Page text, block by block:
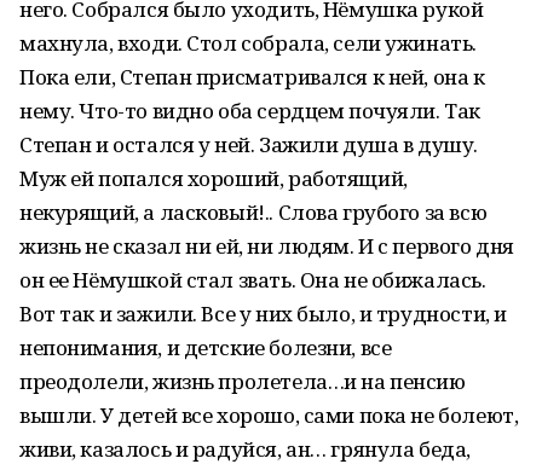
него. Собрался было уходить, Нёмушка рукой
махнула, входи. Стол собрала, сели ужинать.
Пока ели, Степан присматривался к ней, она к
нему. Что-то видно оба сердцем почуяли. Так
Степан и остался у ней. Зажили душа в душу.
Муж ей попался хороший, работящий,
некурящий, а ласковый!.. Слова грубого за всю
жизнь не сказал ни ей, ни людям. И с первого дня
он ее Нёмушкой стал звать. Она не обижалась.
Вот так и зажили. Все у них было, и трудности, и
непонимания, и детские болезни, все
преодолели, жизнь пролетела…и на пенсию
вышли. У детей все хорошо, сами пока не болеют,
живи, казалось и радуйся, ан… грянула беда,